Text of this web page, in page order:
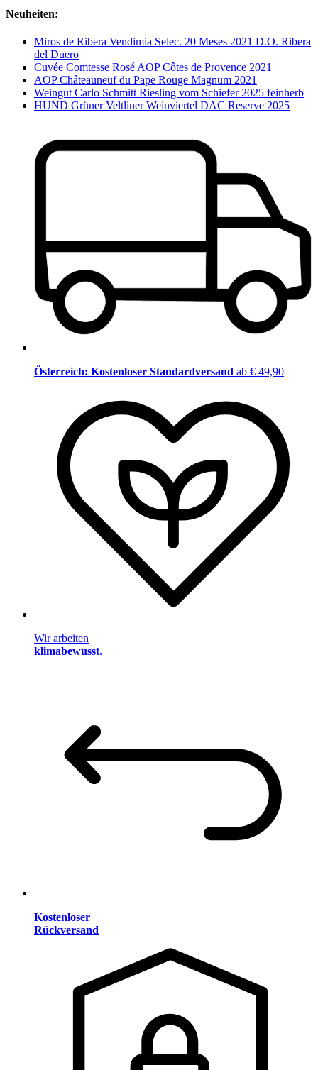
Neuheiten:
Miros de Ribera Vendimia Selec. 20 Meses 2021 D.O. Ribera
del Duero
Cuvée Comtesse Rosé AOP Côtes de Provence 2021
AOP Châteauneuf du Pape Rouge Magnum 2021
Weingut Carlo Schmitt Riesling vom Schiefer 2025 feinherb
HUND Grüner Veltliner Weinviertel DAC Reserve 2025
Österreich: Kostenloser Standardversand ab € 49,90
Wir arbeiten
klimabewusst.
Kostenloser
Rückversand